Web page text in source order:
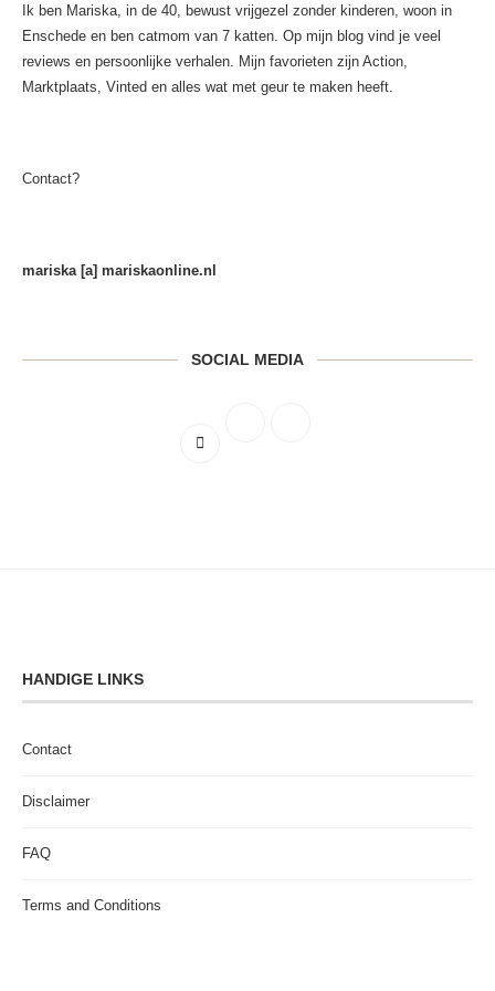
Ik ben Mariska, in de 40, bewust vrijgezel zonder kinderen, woon in
Enschede en ben catmom van 7 katten. Op mijn blog vind je veel
reviews en persoonlijke verhalen. Mijn favorieten zijn Action,
Marktplaats, Vinted en alles wat met geur te maken heeft.
Contact?
mariska [a] mariskaonline.nl
SOCIAL MEDIA
HANDIGE LINKS
Contact
Disclaimer
FAQ
Terms and Conditions